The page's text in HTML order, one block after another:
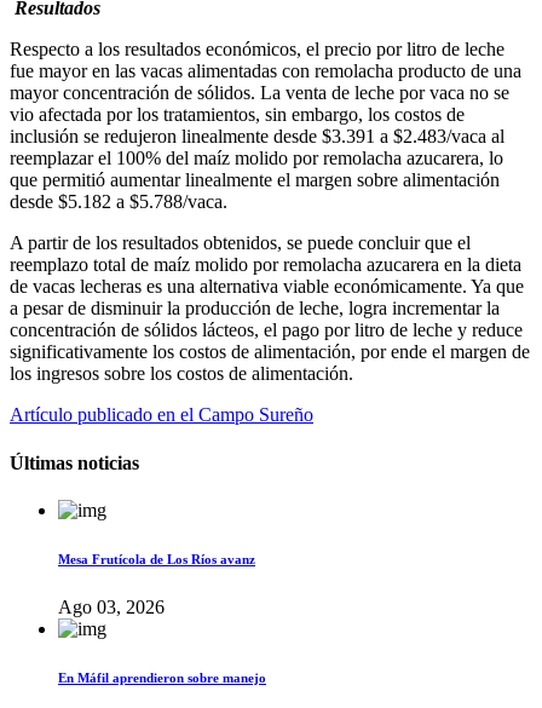
Resultados
Respecto a los resultados económicos, el precio por litro de leche
fue mayor en las vacas alimentadas con remolacha producto de una
mayor concentración de sólidos. La venta de leche por vaca no se
vio afectada por los tratamientos, sin embargo, los costos de
inclusión se redujeron linealmente desde $3.391 a $2.483/vaca al
reemplazar el 100% del maíz molido por remolacha azucarera, lo
que permitió aumentar linealmente el margen sobre alimentación
desde $5.182 a $5.788/vaca.
A partir de los resultados obtenidos, se puede concluir que el
reemplazo total de maíz molido por remolacha azucarera en la dieta
de vacas lecheras es una alternativa viable económicamente. Ya que
a pesar de disminuir la producción de leche, logra incrementar la
concentración de sólidos lácteos, el pago por litro de leche y reduce
significativamente los costos de alimentación, por ende el margen de
los ingresos sobre los costos de alimentación.
Artículo publicado en el Campo Sureño
Últimas noticias
Mesa Frutícola de Los Ríos avanz
Ago 03, 2026
En Máfil aprendieron sobre manejo